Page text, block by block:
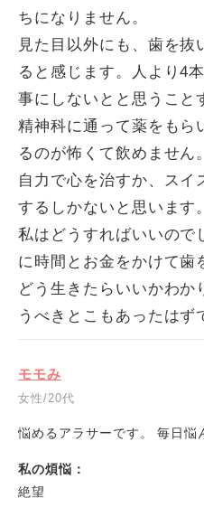
ちになりません。
見た目以外にも、歯を抜
ると感じます。人より4
事にしないとと思うこと
精神科に通って薬をもら
るのが怖くて飲めません。
自力で心を治すか、スイ
するしかないと思います。
私はどうすればいいので
に時間とお金をかけて
どう生きたらいいかわか
うべきとこもあったはず
モモみ
女性/20代
悩めるアラサーです。 毎日悩
私の煩悩：
絶望